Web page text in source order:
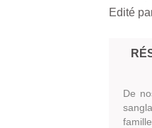
Edité
De